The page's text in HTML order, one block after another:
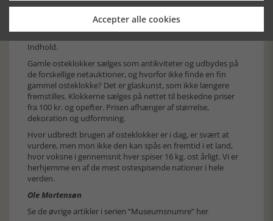
rundt i en omvendt Osteklokke, som Ingen havde Lov til at
sende videre, før han enten havde holdt en lille Tale eller
sunget et improviseret Vers og drukket en ved Acclamation
Indhold.
Gamle osteklokker sælges som antikviteter og udbydes på
de forskellige netauktioner, og hvorfor ikke finde en fin
gammel osteklokke? Det er glaskunst, som ikke længere
fremstilles. Klokkerne sælges på nettet til beskedne priser
fra 100 kr. og opefter. Prisen afhænger af størrelse,
dekoration og udformning.
Hvor udbredt brugen af osteklokker er i dag, er svært at
vurdere, men mon ikke den kan spås en fremtid i et land,
hvor voksne i gennemsnit hver spiser 16 kg. ost årligt. Vi er
herhjemme en af de mest ostespisende nationer i hele
verden.
Ole Mortensøn
Se de øvrige artikler i serien ”Museumsnumre” her
Accepter alle cookies